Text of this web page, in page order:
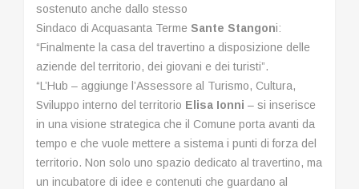
sostenuto anche dallo stesso
Sindaco di Acquasanta Terme Sante Stangoni:
“Finalmente la casa del travertino a disposizione delle
aziende del territorio, dei giovani e dei turisti”.
“L’Hub – aggiunge l’Assessore al Turismo, Cultura,
Sviluppo interno del territorio Elisa Ionni – si inserisce
in una visione strategica che il Comune porta avanti da
tempo e che vuole mettere a sistema i punti di forza del
territorio. Non solo uno spazio dedicato al travertino, ma
un incubatore di idee e contenuti che guardano al